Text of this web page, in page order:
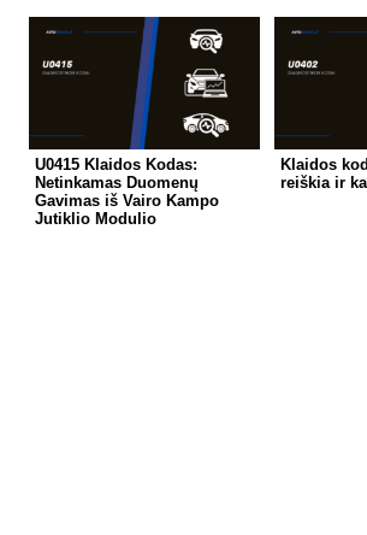
U0415 Klaidos Kodas:
Netinkamas Duomenų
Gavimas iš Vairo Kampo
Jutiklio Modulio
Klaidos
reiškia ir